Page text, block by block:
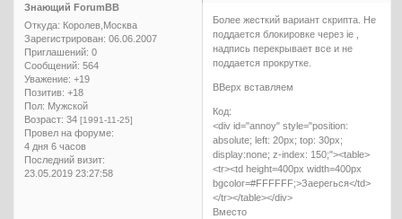
Знающий ForumBB
Откуда: Королев,Москва
Зарегистрирован: 06.06.2007
Приглашений: 0
Сообщений: 564
Уважение: +19
Позитив: +18
Пол: Мужской
Возраст: 34 [1991-11-25]
Провел на форуме:
4 дня 6 часов
Последний визит:
23.05.2019 23:27:58
Более жесткий вариант скрипта. Не
поддается блокировке через ie ,
надпись перекрывает все и не
поддается прокрутке.
ВВерх вставляем
Код:
<div id="annoy" style="position:
absolute; left: 20px; top: 30px;
display:none; z-index: 150;"><table>
<tr><td height=400px width=400px
bgcolor=#FFFFFF;>Заерегься</td>
</tr></table></div>
Вместо